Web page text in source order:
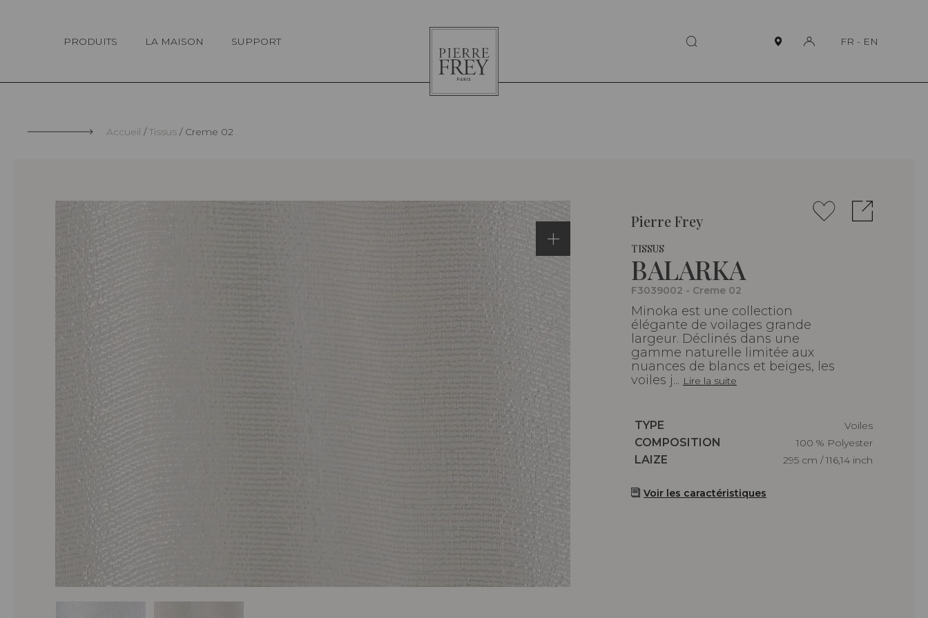
PRODUITS LA MAISON SUPPORT
Pierre
Frey
FR - EN
Accueil Tissus Creme 02
Pierre Frey
TISSUS
BALARKA
F3039002 - Creme 02
Minoka est une collection
élégante de voilages grande
largeur. Déclinés dans une
gamme naturelle limitée aux
nuances de blancs et beiges, les
voiles j... Lire la suite
Caractéristiques
TYPE
Voiles
Caractéristiques
COMPOSITION
100 % Polyester
Caractéristiques
LAIZE 295 cm / 116,14 inch
Voir les caractéristiques